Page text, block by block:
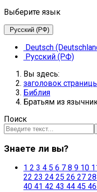
Выберите язык
Русский (РФ)
Deutsch
Русский (РФ)
Вы здесь:
заголовок
Библия
Братьям из
Поиск
Знаете ли вы?
1 2 3 4 5 6 7 8 9 10
22 23 24 25 26 27 28
40 41 42 43 44 45 46